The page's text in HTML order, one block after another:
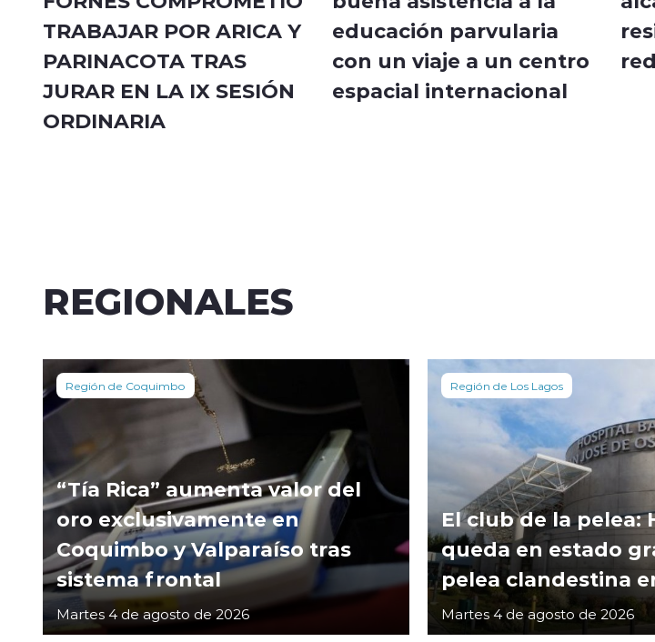
TRABAJAR POR ARICA Y
PARINACOTA TRAS
JURAR EN LA IX SESIÓN
ORDINARIA
educación parvularia
con un viaje a un centro
espacial internacional
red
REGIONALES
Región de Coquimbo
“Tía Rica” aumenta valor del
oro exclusivamente en
Coquimbo y Valparaíso tras
sistema frontal
Martes 4 de agosto de 2026
Región de Los Lagos
El club de la pelea:
queda en estado
pelea clandestina
Martes 4 de agosto de 2026